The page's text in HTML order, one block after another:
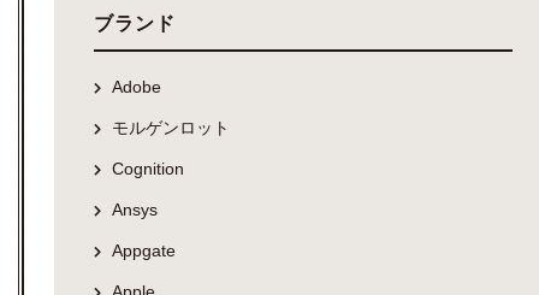
ブランド
Adobe
モルゲンロット
Cognition
Ansys
Appgate